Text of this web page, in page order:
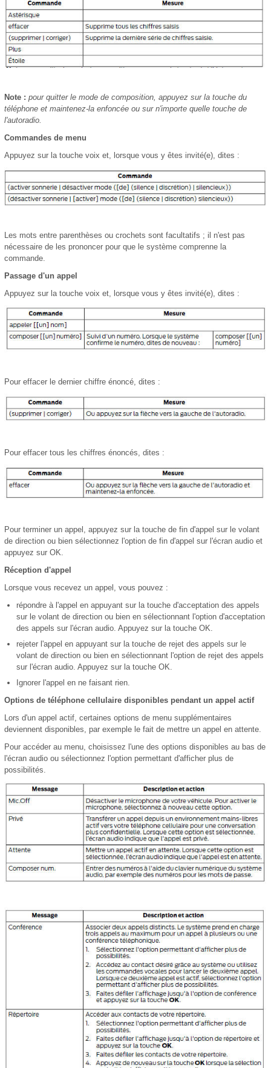
Note : pour quitter le mode de composition, appuyez sur la touche du
téléphone et maintenez-la enfoncée ou sur n'importe quelle touche de
l'autoradio.
Commandes de menu
Appuyez sur la touche voix et, lorsque vous y êtes invité(e), dites :
Les mots entre parenthèses ou crochets sont facultatifs ; il n'est pas
nécessaire de les prononcer pour que le système comprenne la
commande.
Passage d'un appel
Appuyez sur la touche voix et, lorsque vous y êtes invité(e), dites :
Pour effacer le dernier chiffre énoncé, dites :
Pour effacer tous les chiffres énoncés, dites :
Pour terminer un appel, appuyez sur la touche de fin d'appel sur le volant
de direction ou bien sélectionnez l'option de fin d'appel sur l'écran audio et
appuyez sur OK.
Réception d'appel
Lorsque vous recevez un appel, vous pouvez :
répondre à l'appel en appuyant sur la touche d'acceptation des appels
sur le volant de direction ou bien en sélectionnant l'option d'acceptation
des appels sur l'écran audio. Appuyez sur la touche OK.
rejeter l'appel en appuyant sur la touche de rejet des appels sur le
volant de direction ou bien en sélectionnant l'option de rejet des appels
sur l'écran audio. Appuyez sur la touche OK.
Ignorer l'appel en ne faisant rien.
Options de téléphone cellulaire disponibles pendant un appel actif
Lors d'un appel actif, certaines options de menu supplémentaires
deviennent disponibles, par exemple le fait de mettre un appel en attente.
Pour accéder au menu, choisissez l'une des options disponibles au bas de
l'écran audio ou sélectionnez l'option permettant d'afficher plus de
possibilités.